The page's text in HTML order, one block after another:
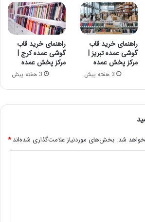
راهنمای خرید قاب
گوشی عمده تبریز |
مرکز پخش عمده
3 هفته پیش
راهنمای خرید قاب
گوشی عمده کرج |
مرکز پخش عمده
3 هفته پیش
شد. بخش‌های موردنیاز علامت‌گذاری شده‌اند*